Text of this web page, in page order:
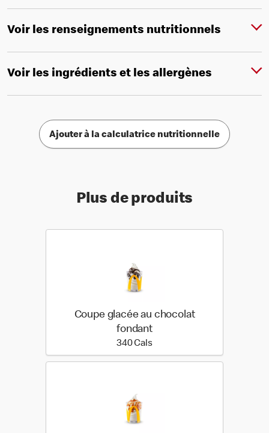
Voir les renseignements nutritionnels
Voir les ingrédients et les allergènes
Ajouter à la calculatrice nutritionnelle
Plus de produits
Coupe glacée au chocolat
fondant
340 Cals340 calories